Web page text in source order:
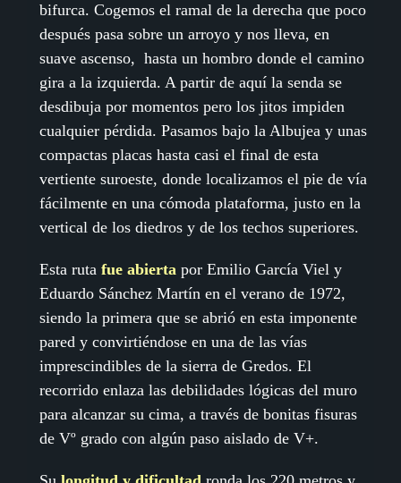
bifurca. Cogemos el ramal de la derecha que poco
después pasa sobre un arroyo y nos lleva, en
suave ascenso, hasta un hombro donde el camino
gira a la izquierda. A partir de aquí la senda se
desdibuja por momentos pero los jitos impiden
cualquier pérdida. Pasamos bajo la Albujea y unas
compactas placas hasta casi el final de esta
vertiente suroeste, donde localizamos el pie de vía
fácilmente en una cómoda plataforma, justo en la
vertical de los diedros y de los techos superiores.
Esta ruta fue abierta por Emilio García Viel y
Eduardo Sánchez Martín en el verano de 1972,
siendo la primera que se abrió en esta imponente
pared y convirtiéndose en una de las vías
imprescindibles de la sierra de Gredos. El
recorrido enlaza las debilidades lógicas del muro
para alcanzar su cima, a través de bonitas fisuras
de Vº grado con algún paso aislado de V+.